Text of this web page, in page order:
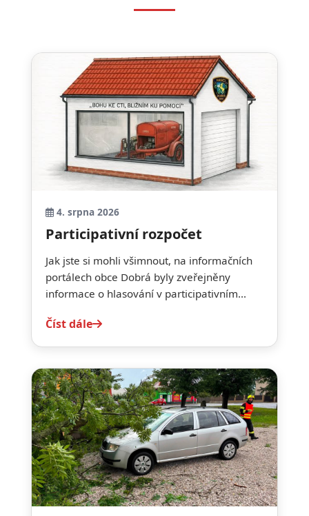
4. srpna 2026
Participativní rozpočet
Jak jste si mohli všimnout, na informačních
portálech obce Dobrá byly zveřejněny
informace o hlasování v participativním...
Číst dále